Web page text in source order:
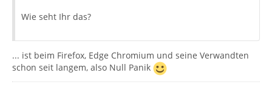
Wie seht Ihr das?
... ist beim Firefox, Edge Chromium und seine Verwandten
schon seit langem, also Null Panik